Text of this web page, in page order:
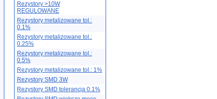
Rezystory >10W
REGULOWANE
Rezystory metalizowane tol.:
0.1%
Rezystory metalizowane tol.:
0.25%
Rezystory metalizowane tol.:
0.5%
Rezystory metalizowane tol.: 1%
Rezystory SMD 3W
Rezystory SMD tolerancja 0.1%